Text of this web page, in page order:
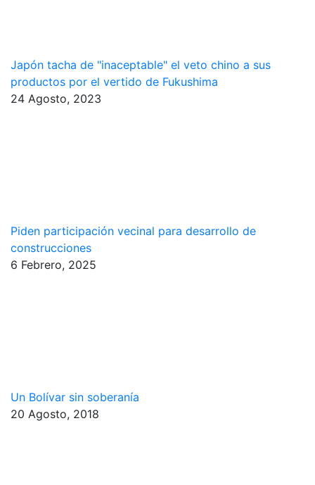
Japón tacha de "inaceptable" el veto chino a sus
productos por el vertido de Fukushima
24 Agosto, 2023
Piden participación vecinal para desarrollo de
construcciones
6 Febrero, 2025
Un Bolívar sin soberanía
20 Agosto, 2018